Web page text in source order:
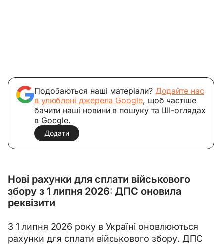
Подобаються наші матеріали? Додайте нас
в улюблені джерела Google, щоб частіше
бачити наші новини в пошуку та ШІ-оглядах
в Google.
Додати
Нові рахунки для сплати військового
збору з 1 липня 2026: ДПС оновила
реквізити
З 1 липня 2026 року в Україні оновлюються
рахунки для сплати військового збору. ДПС